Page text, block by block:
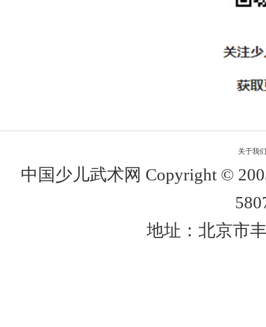
关于我们
中国少儿武术网 Copyright ©
地址：北京市